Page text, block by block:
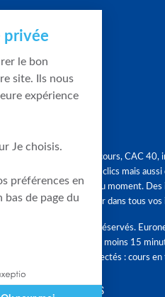
Graphique, cours, CAC
en quelques clics mais
tendances du moment.
accompagner dans tous
Tous droits réservés.
différés d'au moins 15
clients connectés : cours
SUIVEZ-NOUS
privée
le bon
site. Ils nous
expérience
Je choisis.
préférences en
de page du